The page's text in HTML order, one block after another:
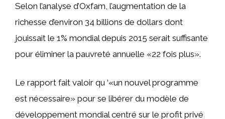
Selon l’analyse d’Oxfam, l’augmentation de la
richesse d’environ 34 billions de dollars dont
jouissait le 1% mondial depuis 2015 serait suffisante
pour éliminer la pauvreté annuelle «22 fois plus».
Le rapport fait valoir qu ‘«un nouvel programme
est nécessaire» pour se libérer du modèle de
développement mondial centré sur le profit privé